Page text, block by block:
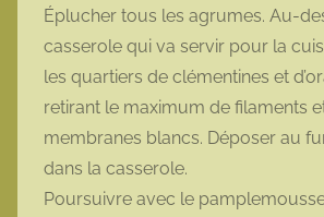
Éplucher tous les agrumes. Au-
casserole qui va servir pour la
les quartiers de clémentines et
retirant le maximum de filaments
membranes blancs. Déposer au
dans la casserole.
Poursuivre avec le